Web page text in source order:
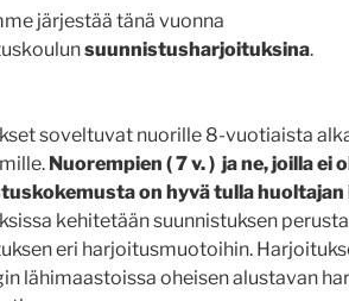
järjestää tänä vuonna
suunnistusharjoituksina.
soveltuvat nuorille 8-vuotiaista
Nuorempien ( 7 v. ) ja ne, joilla ei
on hyvä tulla huoltajan
kehitetään suunnistuksen
eri harjoitusmuotoihin.
lähimaastoissa oheisen alustavan